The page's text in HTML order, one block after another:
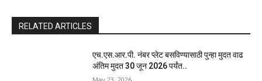
RELATED ARTICLES
एच.एस.आर.पी. नंबर प्लेट बसविण्यासाठी पुन्हा मुदत वाढ
अंतिम मुदत 30 जून 2026 पर्यंत..